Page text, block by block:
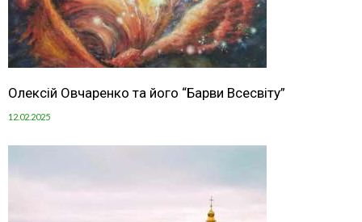
Олексій Овчаренко та його “Барви Всесвіту”
12.02.2025